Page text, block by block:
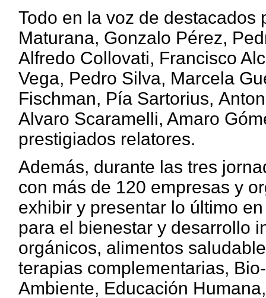
Todo en la voz de
Maturana, Gonzalo Pérez,
Alfredo Collovati, Francisco
Vega, Pedro Silva, Marcela
Fischman, Pía Sartorius,
Alvaro Scaramelli, Amaro
prestigiados relatores.
Además, durante las tres
con más de 120 empresas y
exhibir y presentar lo último
para el bienestar y desarrollo
orgánicos, alimentos
terapias complementarias,
Ambiente, Educación